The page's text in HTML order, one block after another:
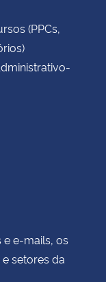
(PPCs,
e-mails, os
setores da